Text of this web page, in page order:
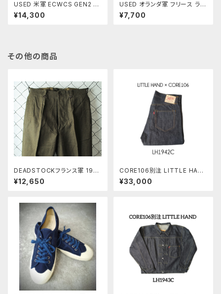
USED 米軍 ECWCS GEN2 ポ
ーラテックフリースジャケット
¥14,300
USED オランダ軍 フリース ライ
ナージャケット
¥7,700
その他の商品
DEADSTOCKフランス軍 1950
～60年代 M-52ウールトラウザ
ーズ ワンタック
¥12,650
CORE106別注 LITTLE HAN
D LH1942C(旧モデル)
¥33,000